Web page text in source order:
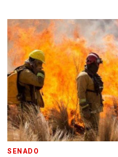
SENADO